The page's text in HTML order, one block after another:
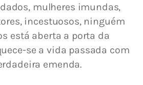
mulheres imundas,
incestuosos, ninguém
está aberta a porta da
se a vida passada com
emenda.